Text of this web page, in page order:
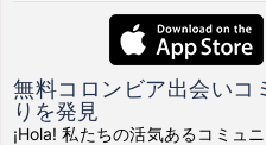
無料コロンビア出会い
りを発見
¡Hola! 私たちの活気あるコミュ